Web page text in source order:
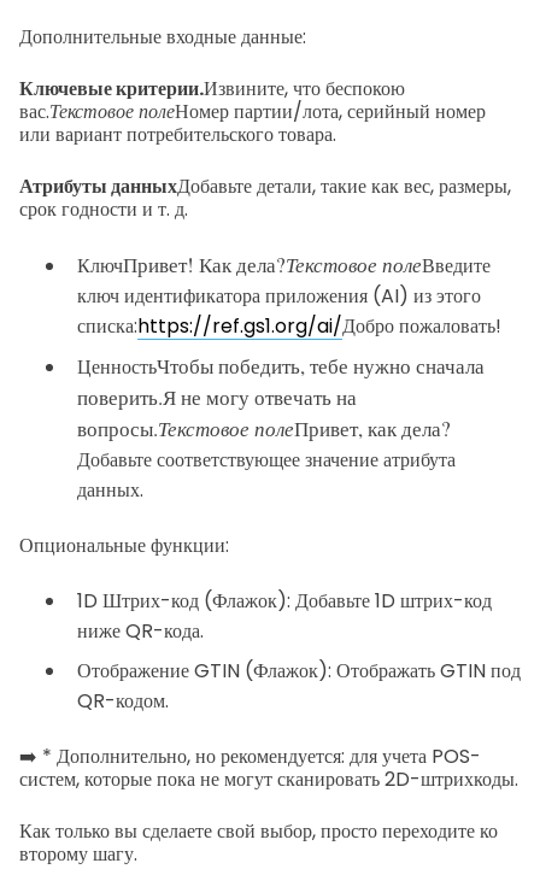
Дополнительные входные данные:
Ключевые критерии.Извините, что беспокою
вас.Текстовое полеНомер партии/лота, серийный номер
или вариант потребительского товара.
Атрибуты данныхДобавьте детали, такие как вес, размеры,
срок годности и т. д.
КлючПривет! Как дела?Текстовое полеВведите
ключ идентификатора приложения (AI) из этого
списка:https://ref.gs1.org/ai/Добро пожаловать!
ЦенностьЧтобы победить, тебе нужно сначала
поверить.Я не могу отвечать на
вопросы.Текстовое полеПривет, как дела?
Добавьте соответствующее значение атрибута
данных.
Опциональные функции:
1D Штрих-код (Флажок): Добавьте 1D штрих-код
ниже QR-кода.
Отображение GTIN (Флажок): Отображать GTIN под
QR-кодом.
➡️ * Дополнительно, но рекомендуется: для учета POS-
систем, которые пока не могут сканировать 2D-штрихкоды.
Как только вы сделаете свой выбор, просто переходите ко
второму шагу.